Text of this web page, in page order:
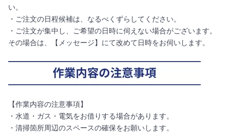
い。
・ご注文の日程候補は、なるべくずらしてください。
・ご注文が集中し、ご希望の日時に伺えない場合がございます。
その場合は、【メッセージ】にて改めて日時をお伺いします。
【作業内容の注意事項】
・水道・ガス・電気をお借りする場合があります。
・清掃箇所周辺のスペースの確保をお願いします。